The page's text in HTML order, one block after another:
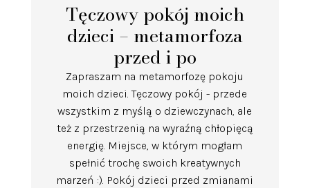
Tęczowy pokój moich
dzieci – metamorfoza
przed i po
Zapraszam na metamorfozę pokoju
moich dzieci. Tęczowy pokój - przede
wszystkim z myślą o dziewczynach, ale
też z przestrzenią na wyraźną chłopięcą
energię. Miejsce, w którym mogłam
spełnić trochę swoich kreatywnych
marzeń :). Pokój dzieci przed zmianami